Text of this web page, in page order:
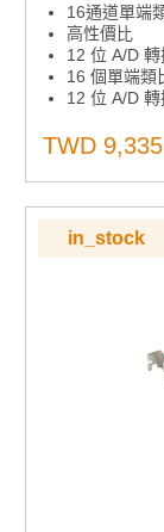
16通道單端
高性價比
12 位 A/D
16 個單端類
12 位 A/D
16 個數位輸
兩個12位類
板載先進先
自動通道/增
可程式設計增
板載可程式
TWD 9,335
in_stock